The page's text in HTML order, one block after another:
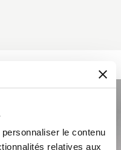
le contenu
relatives aux